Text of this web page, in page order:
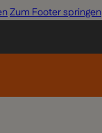
Zum Footer springen